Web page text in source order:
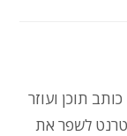
תוכן ועוזר
לשפר את